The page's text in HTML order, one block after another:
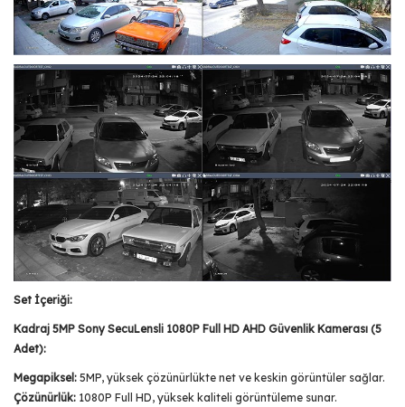
Set İçeriği:
Kadraj 5MP Sony SecuLensli 1080P Full HD AHD Güvenlik Kamerası (5
Adet):
Megapiksel: 5MP, yüksek çözünürlükte net ve keskin görüntüler sağlar.
Çözünürlük: 1080P Full HD, yüksek kaliteli görüntüleme sunar.